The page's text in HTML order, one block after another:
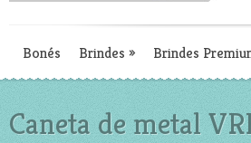
Bonés Brindes » Brindes
Caneta de metal